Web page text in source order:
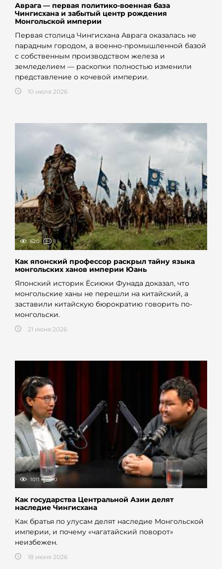
Аврага — первая политико-военная база
Чингисхана и забытый центр рождения
Монгольской империи
Первая столица Чингисхана Аврага оказалась не
парадным городом, а военно-промышленной базой
с собственным производством железа и
земледелием — раскопки полностью изменили
представление о кочевой империи.
10 июля 2026
620 1
Как японский профессор раскрыл тайну языка
монгольских ханов империи Юань
Японский историк Ёсиюки Фунада доказал, что
монгольские ханы не перешли на китайский, а
заставили китайскую бюрократию говорить по-
монгольски.
21 июня 2026
1011 0
Как государства Центральной Азии делят
наследие Чингисхана
Как братья по улусам делят наследие Монгольской
империи, и почему «чагатайский поворот»
неизбежен.
18 июня 2026